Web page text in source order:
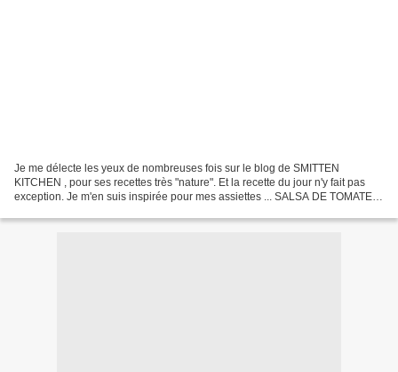
Je me délecte les yeux de nombreuses fois sur le blog de SMITTEN
KITCHEN , pour ses recettes très "nature". Et la recette du jour n'y fait pas
exception. Je m'en suis inspirée pour mes assiettes ... SALSA DE TOMATE